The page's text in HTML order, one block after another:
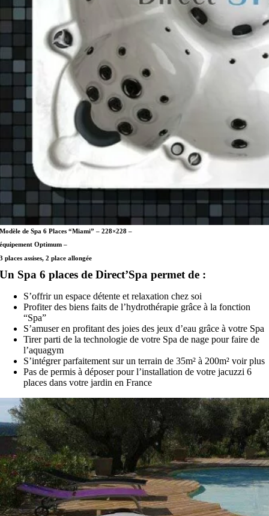
Modèle de Spa 6 Places “Miami” – 228×228 –
équipement Optimum –
3 places assises, 2 place allongée
Un Spa 6 places de Direct’Spa permet de :
S’offrir un espace détente et relaxation chez soi
Profiter des biens faits de l’hydrothérapie grâce à la fonction
“Spa”
S’amuser en profitant des joies des jeux d’eau grâce à votre Spa
Tirer parti de la technologie de votre Spa de nage pour faire de
l’aquagym
S’intégrer parfaitement sur un terrain de 35m² à 200m² voir plus
Pas de permis à déposer pour l’installation de votre jacuzzi 6
places dans votre jardin en France